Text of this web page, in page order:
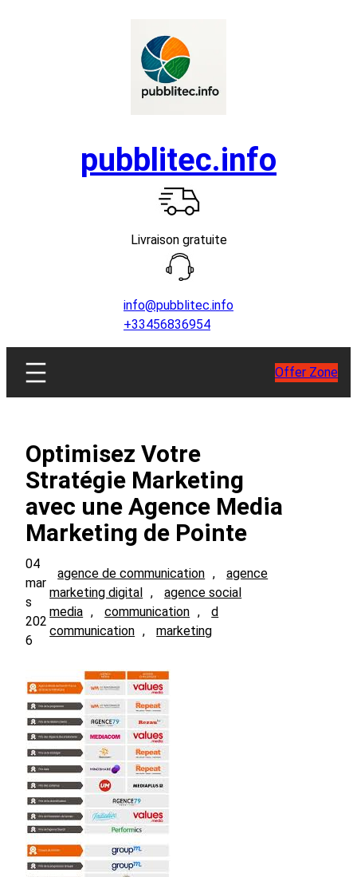
pubblitec.info
Livraison gratuite
info@pubblitec.info
+33456836954
Offer Zone
Optimisez Votre
Stratégie Marketing
avec une Agence Media
Marketing de Pointe
04
mar
s
202
6
agence de communication ,
agence
marketing digital ,
agence social
media , communication ,
d
communication , marketing